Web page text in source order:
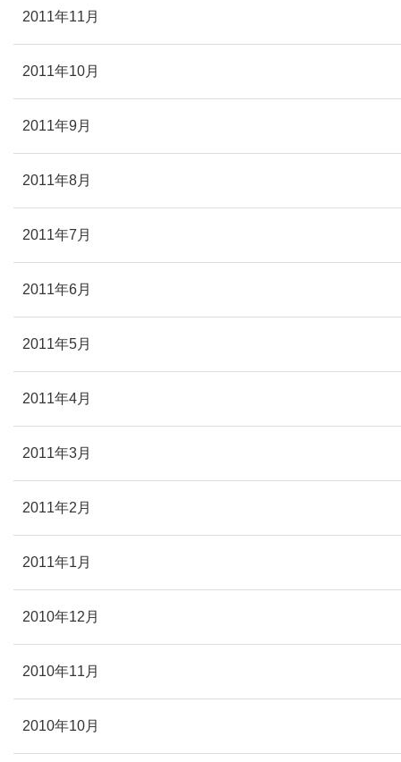
2011年11月
2011年10月
2011年9月
2011年8月
2011年7月
2011年6月
2011年5月
2011年4月
2011年3月
2011年2月
2011年1月
2010年12月
2010年11月
2010年10月